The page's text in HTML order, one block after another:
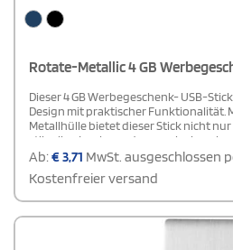
Rotate-Metallic 4 GB
Dieser 4 GB Werbegeschenk- USB-
Design mit praktischer Funktionalität.
Metallhülle bietet dieser Stick nicht
stilvollen Look, sondern auch einen
Ihre Daten. Das drehbare Gehäuse
Anschluss bei Bedarf einfach
gleichzeitig vor Staub und
Gebrauch ist. Mit einer Kapazität von 4
ausreichend Speicherplatz für
wichtige Dateien. Ideal für den
Rotate-Metallic USB-Stick eine
Ab:€3,71 MwSt. ausgeschlossen
Kostenfreier versand